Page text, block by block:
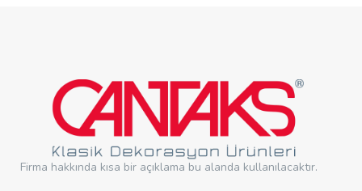
Firma hakkında kısa bir açıklama bu alanda kullanılacaktır.